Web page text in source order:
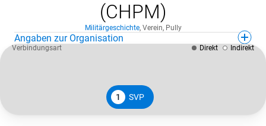
(CHPM)
Militärgeschichte, Verein, Pully
Angaben zur Organisation
1 SVP
Verbindungsart Direkt Indirekt